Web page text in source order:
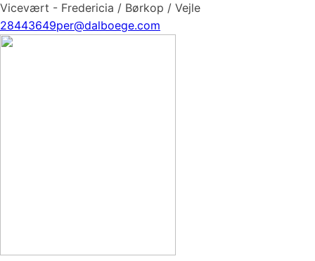
Vicevært - Fredericia / Børkop / Vejle
28443649per@dalboege.com